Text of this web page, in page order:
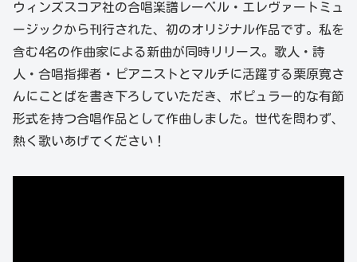
ウィンズスコア社の合唱楽譜レーベル・エレヴァートミュ
ージックから刊行された、初のオリジナル作品です。私を
含む4名の作曲家による新曲が同時リリース。歌人・詩
人・合唱指揮者・ピアニストとマルチに活躍する栗原寛さ
んにことばを書き下ろしていただき、ポピュラー的な有節
形式を持つ合唱作品として作曲しました。世代を問わず、
熱く歌いあげてください！